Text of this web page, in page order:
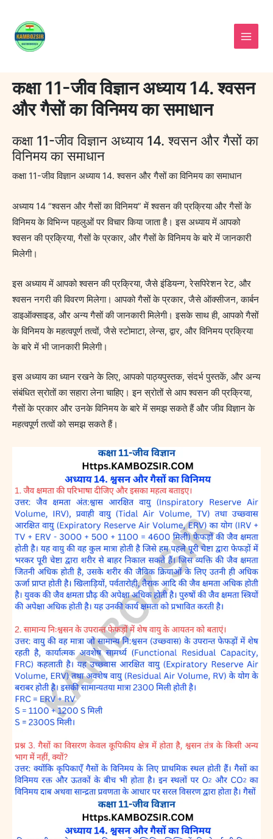
content
कक्षा 11-जीव विज्ञान अध्याय 14. श्वसन
और गैसों का विनिमय का समाधान
कक्षा 11-जीव विज्ञान अध्याय 14. श्वसन और गैसों का
विनिमय का समाधान
कक्षा 11-जीव विज्ञान अध्याय 14. श्वसन और गैसों का विनिमय का समाधान
अध्याय 14 “श्वसन और गैसों का विनिमय” में श्वसन की प्रक्रिया और गैसों के
विनिमय के विभिन्न पहलुओं पर विचार किया जाता है। इस अध्याय में आपको
श्वसन की प्रक्रिया, गैसों के प्रकार, और गैसों के विनिमय के बारे में जानकारी
मिलेगी।
इस अध्याय में आपको श्वसन की प्रक्रिया, जैसे इंडियन्ग, रेसपिरेशन रेट, और
श्वसन नगरी की विवरण मिलेगा। आपको गैसों के प्रकार, जैसे ऑक्सीजन, कार्बन
डाइऑक्साइड, और अन्य गैसों की जानकारी मिलेगी। इसके साथ ही, आपको गैसों
के विनिमय के महत्वपूर्ण तत्वों, जैसे स्टोमाटा, लेन्स, द्वार, और विनिमय प्रक्रिया
के बारे में भी जानकारी मिलेगी।
इस अध्याय का ध्यान रखने के लिए, आपको पाठ्यपुस्तक, संदर्भ पुस्तकें, और अन्य
संबंधित स्रोतों का सहारा लेना चाहिए। इन स्रोतों से आप श्वसन की प्रक्रिया,
गैसों के प्रकार और उनके विनिमय के बारे में समझ सकते हैं और जीव विज्ञान के
महत्वपूर्ण तत्वों को समझ सकते हैं।